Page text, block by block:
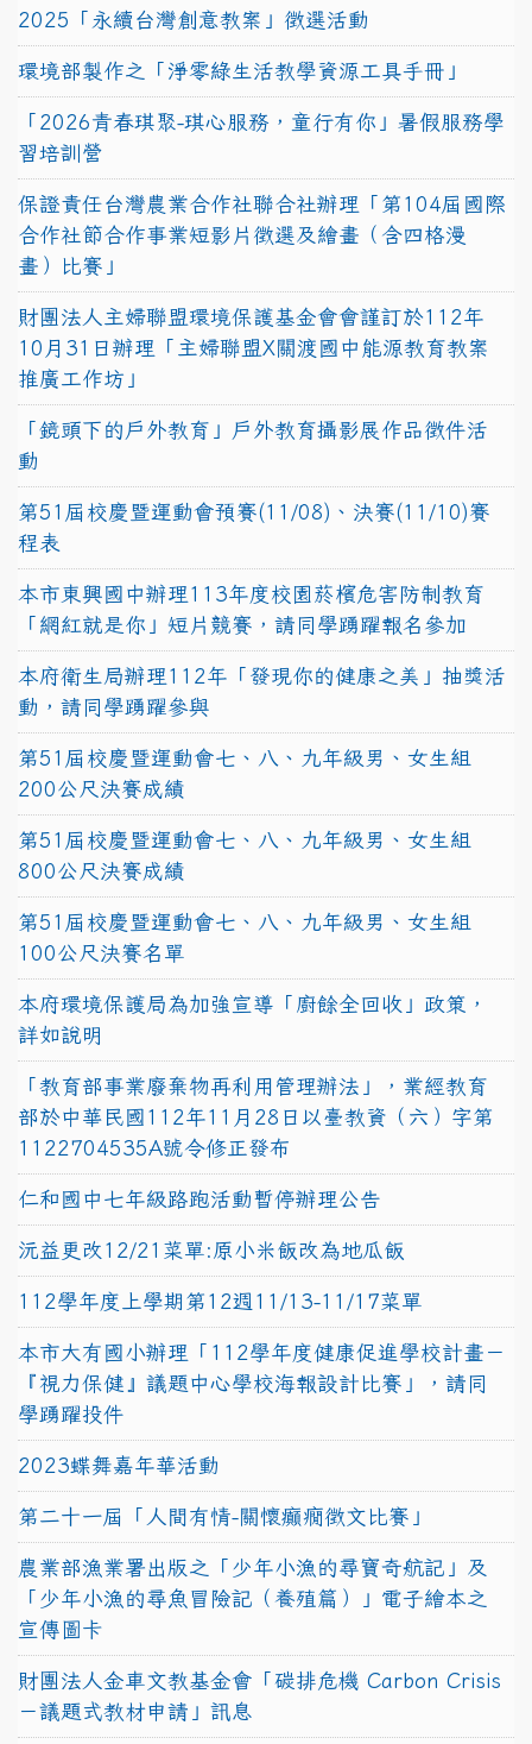
2025「永續台灣創意教案」徵選活動
環境部製作之「淨零綠生活教學資源工具手冊」
「2026青春琪聚-琪心服務，童行有你」暑假服務學
習培訓營
保證責任台灣農業合作社聯合社辦理「第104屆國際
合作社節合作事業短影片徵選及繪畫（含四格漫
畫）比賽」
財團法人主婦聯盟環境保護基金會會謹訂於112年
10月31日辦理「主婦聯盟X關渡國中能源教育教案
推廣工作坊」
「鏡頭下的戶外教育」戶外教育攝影展作品徵件活
動
第51屆校慶暨運動會預賽(11/08)、決賽(11/10)賽
程表
本市東興國中辦理113年度校園菸檳危害防制教育
「網紅就是你」短片競賽，請同學踴躍報名參加
本府衛生局辦理112年「發現你的健康之美」抽獎活
動，請同學踴躍參與
第51屆校慶暨運動會七、八、九年級男、女生組
200公尺決賽成績
第51屆校慶暨運動會七、八、九年級男、女生組
800公尺決賽成績
第51屆校慶暨運動會七、八、九年級男、女生組
100公尺決賽名單
本府環境保護局為加強宣導「廚餘全回收」政策，
詳如說明
「教育部事業廢棄物再利用管理辦法」，業經教育
部於中華民國112年11月28日以臺教資（六）字第
1122704535A號令修正發布
仁和國中七年級路跑活動暫停辦理公告
沅益更改12/21菜單:原小米飯改為地瓜飯
112學年度上學期第12週11/13-11/17菜單
本市大有國小辦理「112學年度健康促進學校計畫－
『視力保健』議題中心學校海報設計比賽」，請同
學踴躍投件
2023蝶舞嘉年華活動
第二十一屆「人間有情-關懷癲癇徵文比賽」
農業部漁業署出版之「少年小漁的尋寶奇航記」及
「少年小漁的尋魚冒險記（養殖篇）」電子繪本之
宣傳圖卡
財團法人金車文教基金會「碳排危機 Carbon Crisis
－議題式教材申請」訊息